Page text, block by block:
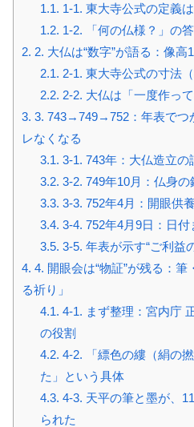
1.1. 1-1. 東大寺公式の定義
1.2. 1-2. 「何の仏様？」の
2. 2. 大仏は“数字”が語る：像高
2.1. 2-1. 東大寺公式の寸法（
2.2. 2-2. 大仏は「一度作っ
3. 3. 743→749→752：年表でつ
レなくなる
3.1. 3-1. 743年：大仏造立の
3.2. 3-2. 749年10月：仏身の
3.3. 3-3. 752年4月：開眼供
3.4. 3-4. 752年4月9日：日
3.5. 3-5. 年表が示す“ご利益
4. 4. 開眼会は“物証”が残る：
る祈り」
4.1. 4-1. まず整理：宮内庁
の役割
4.2. 4-2. 「縹色の縷（絹の
た」という具体
4.3. 4-3. 天平の筆と墨が、
られた